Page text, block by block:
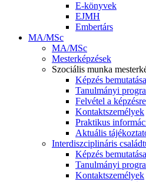
E-könyvek
EJMH
Embertárs
MA/MSc
MA/MSc
Mesterképzések
Szociális munka
Képzés bemutatása
Tanulmányi
Felvétel a képzésre
Kontaktszemélyek
Praktikus
Aktuális
Interdiszciplináris
Képzés bemutatása
Tanulmányi
Kontaktszemélyek